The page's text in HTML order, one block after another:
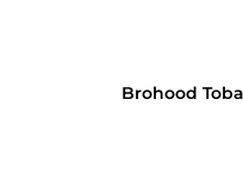
Brohood